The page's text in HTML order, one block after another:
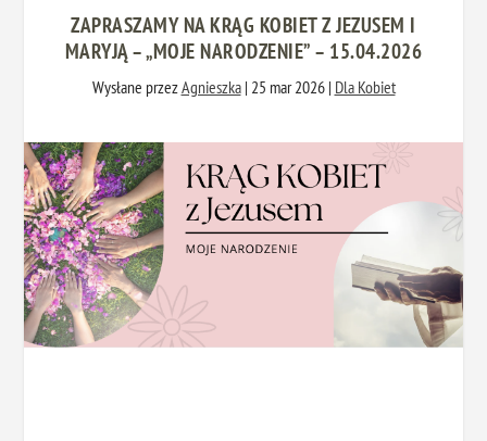
ZAPRASZAMY NA KRĄG KOBIET Z JEZUSEM I
MARYJĄ – „MOJE NARODZENIE” – 15.04.2026
Wysłane przezAgnieszka| 25 mar 2026| Dla Kobiet